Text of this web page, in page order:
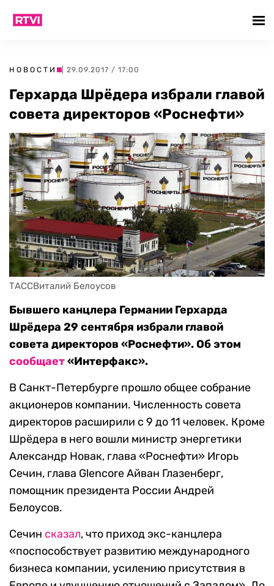
НОВОСТИ | 29.09.2017 / 17:00
Герхарда Шрёдера избрали главой
совета директоров «Роснефти»
ТАССВиталий Белоусов
Бывшего канцлера Германии Герхарда
Шрёдера 29 сентября избрали главой
совета директоров «Роснефти». Об этом
сообщает«Интерфакс».
В Санкт-Петербурге прошло общее собрание
акционеров компании. Численность совета
директоров расширили с 9 до 11 человек. Кроме
Шрёдера в него вошли министр энергетики
Александр Новак, глава «Роснефти» Игорь
Сечин, глава Glencore Айван Глазенберг,
помощник президента России Андрей
Белоусов.
Сечин сказал, что приход экс-канцлера
«поспособствует развитию международного
бизнеса компании, усилению присутствия в